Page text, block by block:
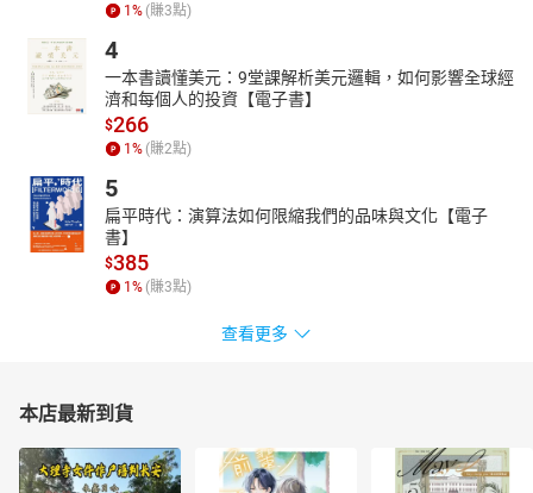
1% (賺3點)
4
一本書讀懂美元：9堂課解析美元邏輯，如何影響全球經
濟和每個人的投資【電子書】
$266
1% (賺2點)
5
扁平時代：演算法如何限縮我們的品味與文化【電子
書】
$385
1% (賺3點)
查看更多
本店最新到貨